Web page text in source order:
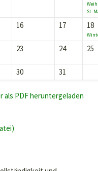
St.
16 17 18
23 24 25
30 31
als PDF heruntergeladen